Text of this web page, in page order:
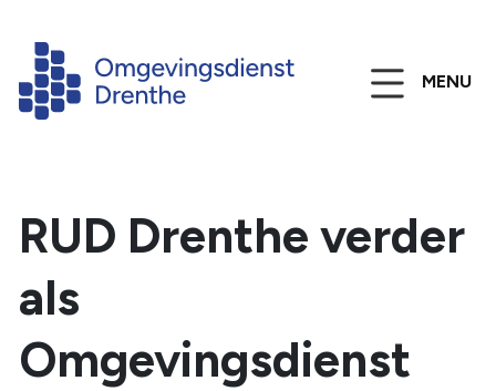
MENU
RUD Drenthe verder
als
Omgevingsdienst